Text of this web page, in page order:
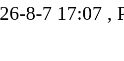
8-7 17:07 ,